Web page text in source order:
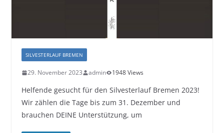
SILVESTERLAUF BREMEN
29. November 2023 admin 1948 Views
Helfende gesucht für den Silvesterlauf Bremen 2023!
Wir zählen die Tage bis zum 31. Dezember und
brauchen DEINE Unterstützung, um